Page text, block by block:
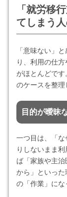
「就労移
てしまう
「意味ない」
り、利用の仕
がほとんどで
のケースを整理
目的が曖昧
一つ目は、「な
りしないまま
ば「家族や主
から」といっ
の「作業」にな